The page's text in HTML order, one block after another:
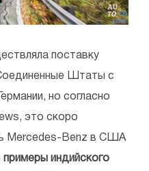
поставку
Штаты с
но согласно
это скоро
Mercedes-Benz в США
примеры индийского